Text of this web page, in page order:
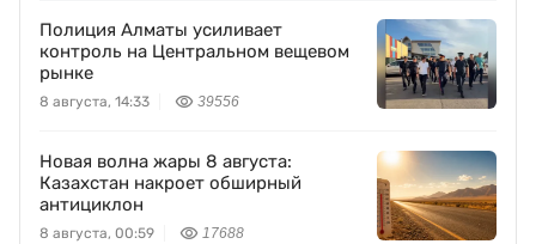
Полиция Алматы усиливает
контроль на Центральном вещевом
рынке
8 августа, 14:33 39556
Новая волна жары 8 августа:
Казахстан накроет обширный
антициклон
8 августа, 00:59 17688